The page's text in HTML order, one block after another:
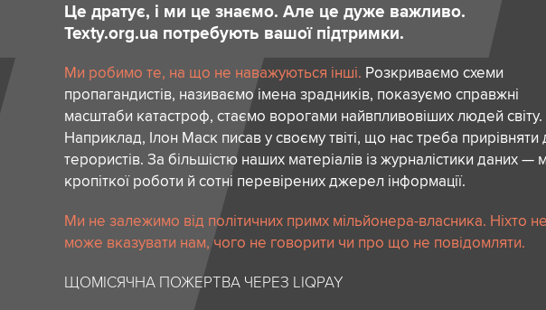
Це дратує, і ми це знаємо. Але це дуже важливо.
Texty.org.ua потребують вашої підтримки.
Ми робимо те, на що не наважуються інші. Розкриваємо схеми
пропагандистів, називаємо імена зрадників, показуємо справжні
масштаби катастроф, стаємо ворогами найвпливовіших людей світу.
Наприклад, Ілон Маск писав у своєму твіті, що нас треба прирівняти
терористів. За більшістю наших матеріалів із журналістики даних —
кропіткої роботи й сотні перевірених джерел інформації.
Ми не залежимо від політичних примх мільйонера-власника. Ніхто не
може вказувати нам, чого не говорити чи про що не повідомляти.
ЩОМІСЯЧНА ПОЖЕРТВА ЧЕРЕЗ LIQPAY